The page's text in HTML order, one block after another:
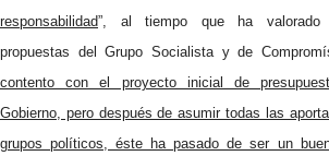
responsabilidad”, al tiempo que ha valorado
propuestas del Grupo Socialista y de
contento con el proyecto inicial de
Gobierno, pero después de asumir todas las
grupos políticos, éste ha pasado de ser un